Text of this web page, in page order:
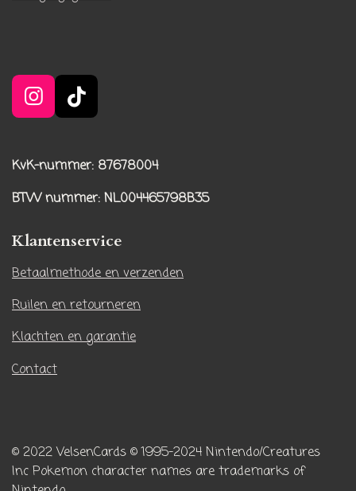
I
n
t
a
g
a
m
T
i
T
o
k
KvK-nummer: 87678004
BTW nummer: NL004465798B35
Klantenservice
Betaalmethode en verzenden
Ruilen en retourneren
Klachten en garantie
Contact
© 2022 VelsenCards © 1995-2024 Nintendo/Creatures
Inc Pokemon character names are trademarks of